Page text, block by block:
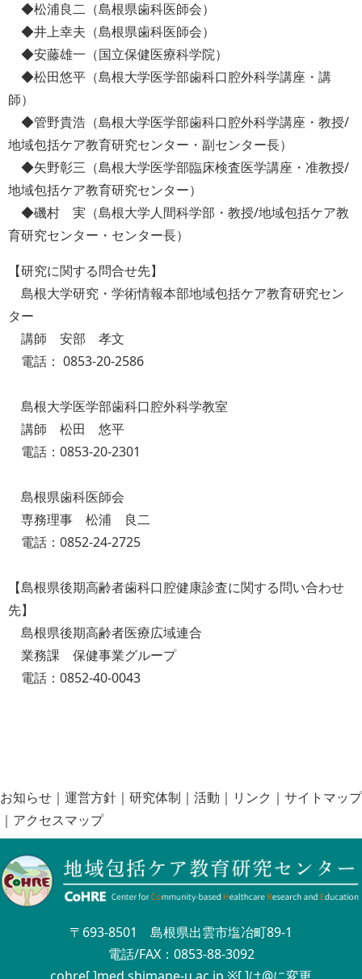
◆松浦良二（島根県歯科医師会）
◆井上幸夫（島根県歯科医師会）
◆安藤雄一（国立保健医療科学院）
◆松田悠平（島根大学医学部歯科口腔外科学講座・講
師）
◆管野貴浩（島根大学医学部歯科口腔外科学講座・教授/
地域包括ケア教育研究センター・副センター長）
◆矢野彰三（島根大学医学部臨床検査医学講座・准教授/
地域包括ケア教育研究センター）
◆磯村 実（島根大学人間科学部・教授/地域包括ケア教
育研究センター・センター長）
【研究に関する問合せ先】
島根大学研究・学術情報本部地域包括ケア教育研究セン
ター
講師 安部 孝文
電話： 0853-20-2586
島根大学医学部歯科口腔外科学教室
講師 松田 悠平
電話：0853-20-2301
島根県歯科医師会
専務理事 松浦 良二
電話：0852-24-2725
【島根県後期高齢者歯科口腔健康診査に関する問い合わせ
先】
島根県後期高齢者医療広域連合
業務課 保健事業グループ
電話：0852-40-0043
お知らせ ｜ 運営方針 ｜ 研究体制 ｜ 活動 ｜ リンク ｜ サイトマップ
｜ アクセスマップ
〒693-8501 島根県出雲市塩冶町89-1
電話/FAX：0853-88-3092